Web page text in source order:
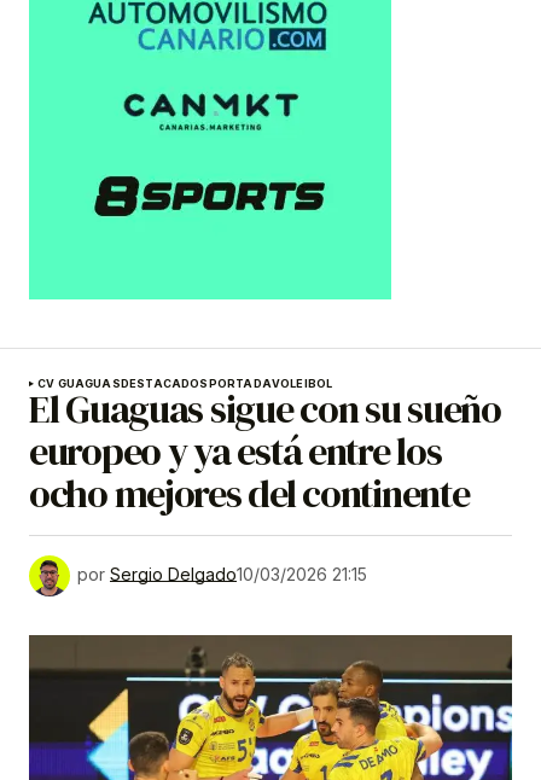
CV GUAGUASDESTACADOSPORTADAVOLEIBOL
El Guaguas sigue con su sueño
europeo y ya está entre los
ocho mejores del continente
por Sergio Delgado10/03/2026 21:15